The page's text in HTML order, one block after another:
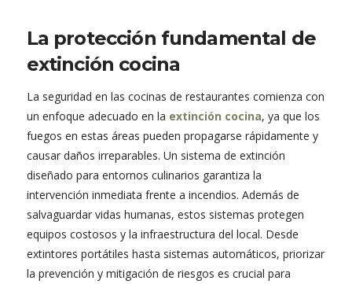
La protección fundamental de
extinción cocina
La seguridad en las cocinas de restaurantes comienza con
un enfoque adecuado en la extinción cocina, ya que los
fuegos en estas áreas pueden propagarse rápidamente y
causar daños irreparables. Un sistema de extinción
diseñado para entornos culinarios garantiza la
intervención inmediata frente a incendios. Además de
salvaguardar vidas humanas, estos sistemas protegen
equipos costosos y la infraestructura del local. Desde
extintores portátiles hasta sistemas automáticos, priorizar
la prevención y mitigación de riesgos es crucial para